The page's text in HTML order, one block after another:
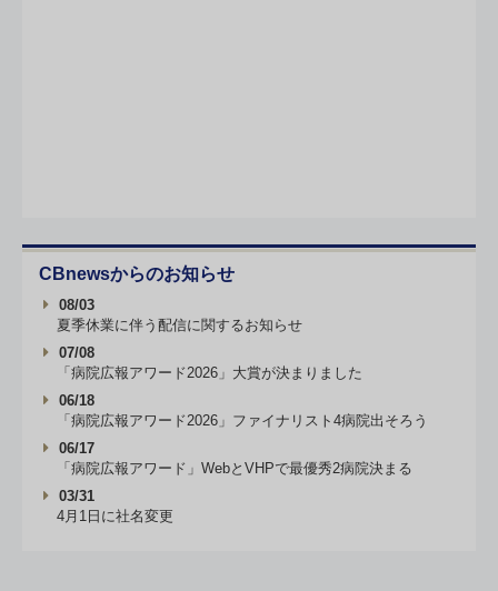
CBnewsからのお知らせ
08/03
夏季休業に伴う配信に関するお知らせ
07/08
「病院広報アワード2026」大賞が決まりました
06/18
「病院広報アワード2026」ファイナリスト4病院出そろう
06/17
「病院広報アワード」WebとVHPで最優秀2病院決まる
03/31
4月1日に社名変更